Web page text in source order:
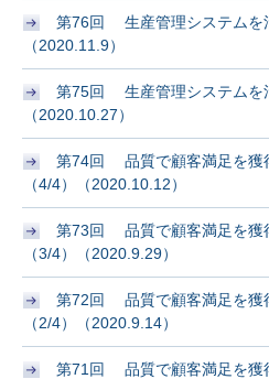
第76回 生産管理システムを
（2020.11.9）
第75回 生産管理システムを
（2020.10.27）
第74回 品質で顧客満足を獲
（4/4）（2020.10.12）
第73回 品質で顧客満足を獲
（3/4）（2020.9.29）
第72回 品質で顧客満足を獲
（2/4）（2020.9.14）
第71回 品質で顧客満足を獲